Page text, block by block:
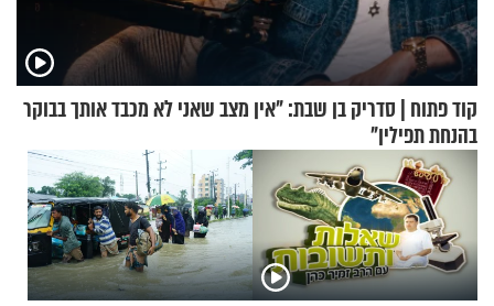
קוד פתוח | סדריק בן שבת: "אין מצב שאני לא מכבד אותך בבוקר
בהנחת תפילין"